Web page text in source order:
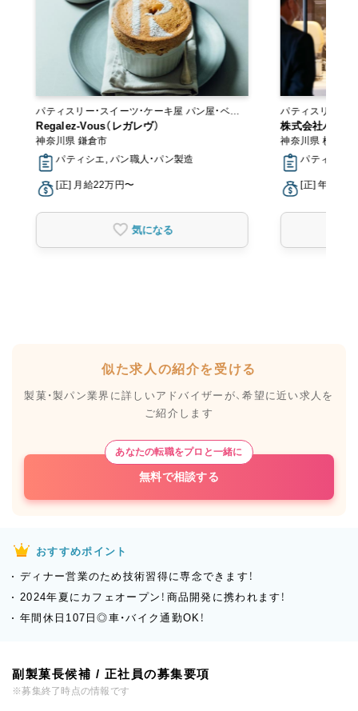
パティスリー・スイーツ・ケーキ屋 パン屋・ベー
カリー
Regalez-Vous（レガレヴ）
神奈川県 鎌倉市
パティシエ, パン職人・パン製造
[正] 月給22万円〜
気になる
パティスリー・スイーツ
カリー
株式会社パブロ
神奈川県 横浜市
パティシエ
[正] 年収380
似た求人の紹介を受ける
製菓・製パン業界に詳しいアドバイザーが、希望に近い求人を
ご紹介します
あなたの転職をプロと一緒に
無料で相談する
おすすめポイント
ディナー営業のため技術習得に専念できます！
2024年夏にカフェオープン！商品開発に携われます！
年間休日107日◎車・バイク通勤OK！
副製菓長候補 / 正社員の募集要項
※募集終了時点の情報です